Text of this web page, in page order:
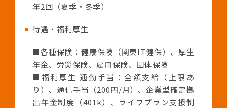
年2回（夏季・冬季）
待遇・福利厚生
■各種保険：健康保険（関東IT健保）、厚生
年金、労災保険、雇用保険、団体保険
■福利厚生 通勤手当：全額支給（上限あ
り）、通信手当（200円/月）、企業型確定拠
出年金制度（401k）、ライフプラン支援制